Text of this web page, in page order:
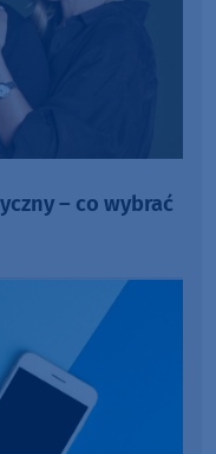
– co wybrać